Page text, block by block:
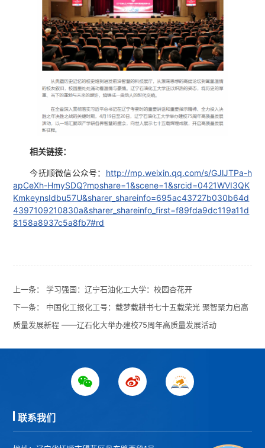
相关链接：
今抚顺微信公众号： http://mp.weixin.qq.com/s/GJlJTPa-h
apCeXh-HmySDQ?mpshare=1&scene=1&srcid=0421WVI3QK
KmkeynsIdbu57U&sharer_shareinfo=695ac43727b030b64d
4397109210830a&sharer_shareinfo_first=f89fda9dc119a11d
8158a8937c5a8fb7#rd
上一条：学习强国：辽宁石油化工大学：校园杏花开
下一条： 中国化工报化工号：载梦载耕书七十五载荣光 聚智聚力启高
质量发展新程 ——辽石化大举办建校75周年高质量发展活动
联系我们